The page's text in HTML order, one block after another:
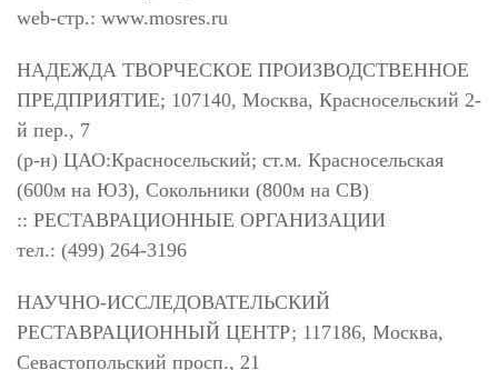
web-стр.: www.mosres.ru
НАДЕЖДА ТВОРЧЕСКОЕ ПРОИЗВОДСТВЕННОЕ
ПРЕДПРИЯТИЕ; 107140, Москва, Красносельский 2-
й пер., 7
(р-н) ЦАО:Красносельский; ст.м. Красносельская
(600м на ЮЗ), Сокольники (800м на СВ)
:: РЕСТАВРАЦИОННЫЕ ОРГАНИЗАЦИИ
тел.: (499) 264-3196
НАУЧНО-ИССЛЕДОВАТЕЛЬСКИЙ
РЕСТАВРАЦИОННЫЙ ЦЕНТР; 117186, Москва,
Севастопольский просп., 21